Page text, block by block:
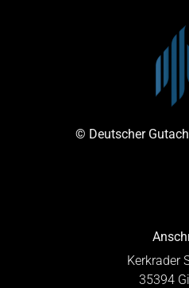
© Deutscher
Kerkrader
35394